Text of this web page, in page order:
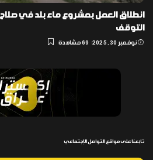
انطلاق العمل بمشروع ماء بلد في
التوقف
نوفمبر 30, 2025 69 مشاهدة
تابعنا على مواقع التواصل الإجتماعي